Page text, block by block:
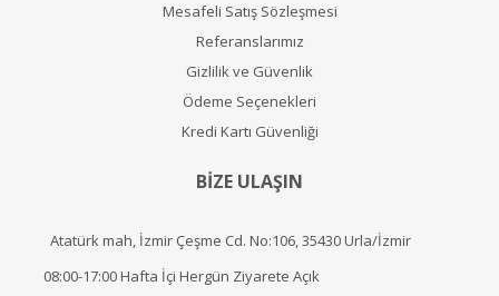
Mesafeli Satış Sözleşmesi
Referanslarımız
Gizlilik ve Güvenlik
Ödeme Seçenekleri
Kredi Kartı Güvenliği
BİZE ULAŞIN
Atatürk mah, İzmir Çeşme Cd. No:106, 35430 Urla/İzmir
08:00-17:00 Hafta İçi Hergün Ziyarete Açık